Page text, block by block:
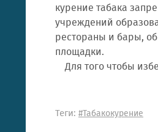
курение табака
учреждений
рестораны и бары,
площадки.
Для того чтобы
Теги: #Табакокурение